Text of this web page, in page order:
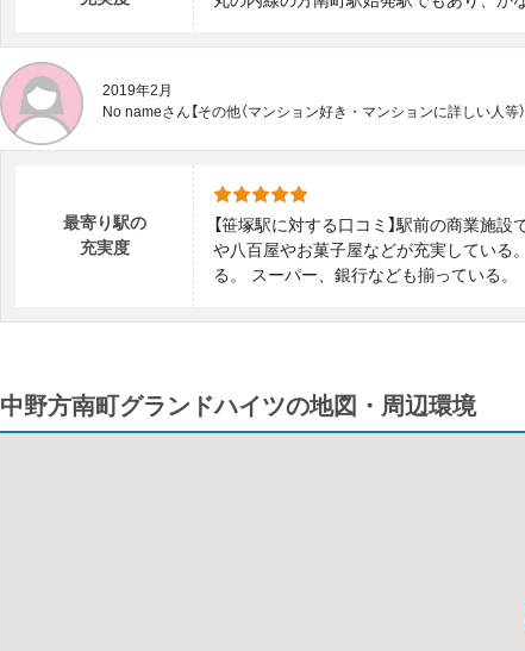
2019年2月
No nameさん【その他（マンション好き・マンションに詳しい人等）
最寄り駅の
充実度
【笹塚駅に対する口コミ】駅前の商業施
や八百屋やお菓子屋などが充実している
る。 スーパー、銀行なども揃っている。
中野方南町グランドハイツの地図・周辺環境